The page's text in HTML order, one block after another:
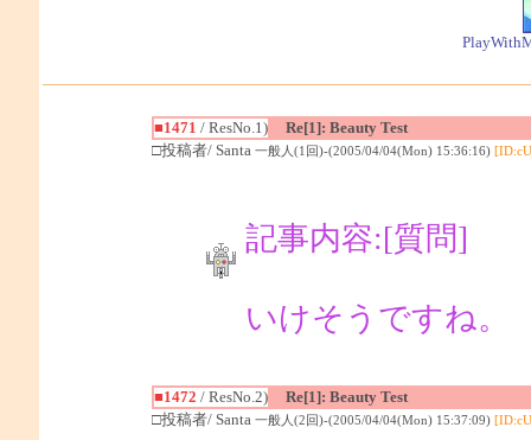
■1471 / ResNo.1)
Re[1]: Beauty Test
□投稿者/ Santa 一般人(1回)-(2005/04/04(Mon) 15:36:16)
記事内容:[質問]
いけそうですね。
■1472 / ResNo.2)
Re[1]: Beauty Test
□投稿者/ Santa 一般人(2回)-(2005/04/04(Mon) 15:37:09)